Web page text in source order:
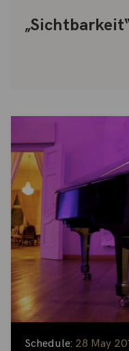
Schedule: 28 May